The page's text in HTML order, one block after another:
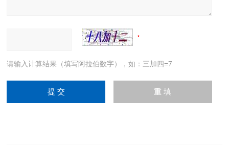
请输入计算结果（填写阿拉伯数字），如：三加四=7